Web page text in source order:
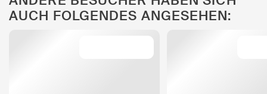
AUCH FOLGENDES ANGESEHEN: